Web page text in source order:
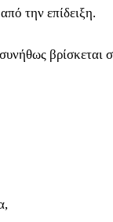
την επίδειξη.
βρίσκεται